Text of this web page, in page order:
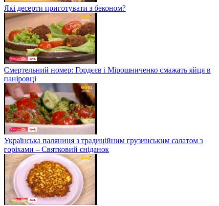
Які десерти приготувати з беконом?
Смертельний номер: Гордєєв і Мірошниченко смажать яйця в
паніровці
Українська паляниця з традиційним грузинським салатом з
горіхами – Святковий сніданок